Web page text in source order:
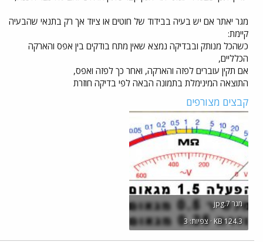
מגר יאתר אם יש בעיה בבידוד של חוטים או ציוד אך רק בתנאי שהבעיה
קיימת:
כשהכל מנותק ובבדיקה נמצא שאין מתח בודקים בין אפס והארקה
הכלליים,
אם תקין עוברים לפזה והארקה, ואחר כך לפזה ואפס,
התוצאה המינימלת בתמונה הבאה לפי בדיקה חוזרת
קבצים מצורפים
מגר 7.jpg
KB 124.3 · צפיות: 3